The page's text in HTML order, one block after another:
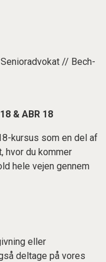
// Bech-
& ABR 18
kursus som en del af
hvor du kommer
hele vejen gennem
eller
deltage på vores